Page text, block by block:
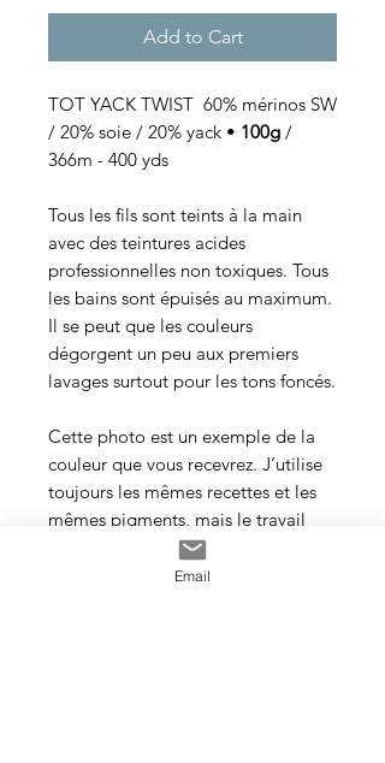
Add to Cart
TOT YACK TWIST 60% mérinos SW
/ 20% soie / 20% yack • 100g /
366m - 400 yds
Tous les fils sont teints à la main
avec des teintures acides
professionnelles non toxiques. Tous
les bains sont épuisés au maximum.
Il se peut que les couleurs
dégorgent un peu aux premiers
lavages surtout pour les tons foncés.
Cette photo est un exemple de la
couleur que vous recevrez. J’utilise
toujours les mêmes recettes et les
mêmes pigments, mais le travail
artisanal de la teinture rend chaque
écheveau unique, les couleurs
Email